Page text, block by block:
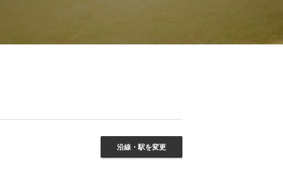
沿線・駅を変更